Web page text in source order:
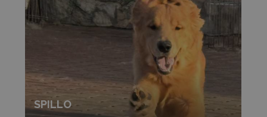
SPILLO